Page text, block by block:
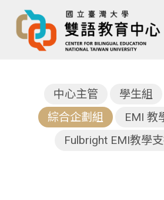
中心主管 學生組
綜合企劃組
EMI 教
Fulbright EMI教學